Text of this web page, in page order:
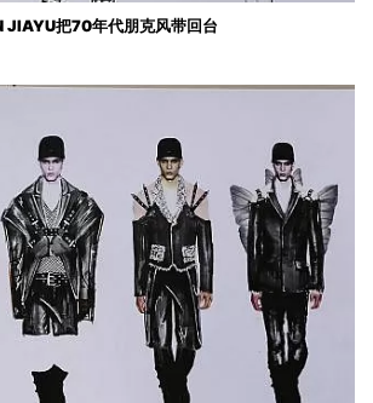
JIAYU把70年代朋克风带回台